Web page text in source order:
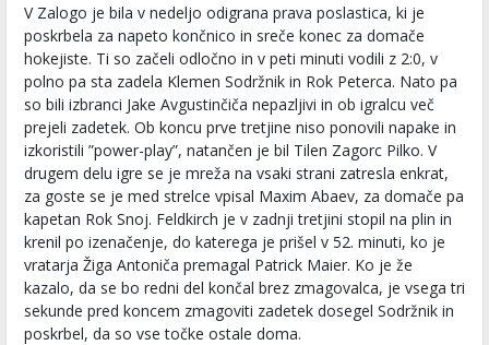
V Zalogo je bila v nedeljo odigrana prava poslastica, ki je
poskrbela za napeto končnico in sreče konec za domače
hokejiste. Ti so začeli odločno in v peti minuti vodili z 2:0, v
polno pa sta zadela Klemen Sodržnik in Rok Peterca. Nato pa
so bili izbranci Jake Avgustinčiča nepazljivi in ob igralcu več
prejeli zadetek. Ob koncu prve tretjine niso ponovili napake in
izkoristili ”power-play”, natančen je bil Tilen Zagorc Pilko. V
drugem delu igre se je mreža na vsaki strani zatresla enkrat,
za goste se je med strelce vpisal Maxim Abaev, za domače pa
kapetan Rok Snoj. Feldkirch je v zadnji tretjini stopil na plin in
krenil po izenačenje, do katerega je prišel v 52. minuti, ko je
vratarja Žiga Antoniča premagal Patrick Maier. Ko je že
kazalo, da se bo redni del končal brez zmagovalca, je vsega tri
sekunde pred koncem zmagoviti zadetek dosegel Sodržnik in
poskrbel, da so vse točke ostale doma.